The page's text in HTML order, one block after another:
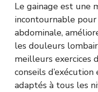
Le gainage est une
incontournable
abdominale,
les douleurs
meilleurs exercices
conseils
adaptés à tous les